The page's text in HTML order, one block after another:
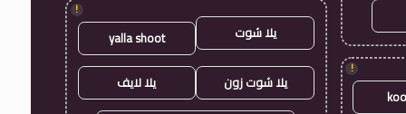
!
!
يلا شوت yalla shoot
يلا شوت زون يلا لايف